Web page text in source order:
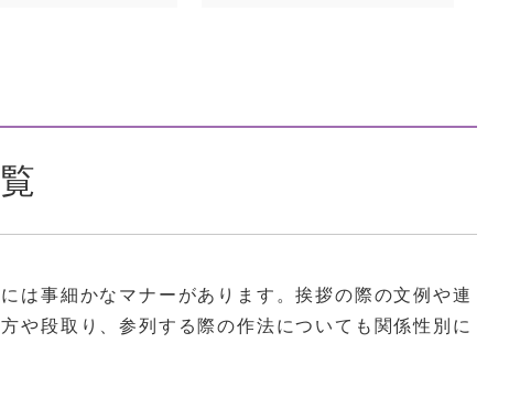
は事細かなマナーがあります。挨拶の際の文例や連
や段取り、参列する際の作法についても関係性別に